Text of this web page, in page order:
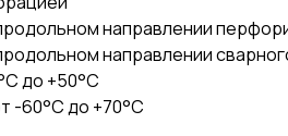
направлении
направлении
до +50°С
-60°С до +70°С